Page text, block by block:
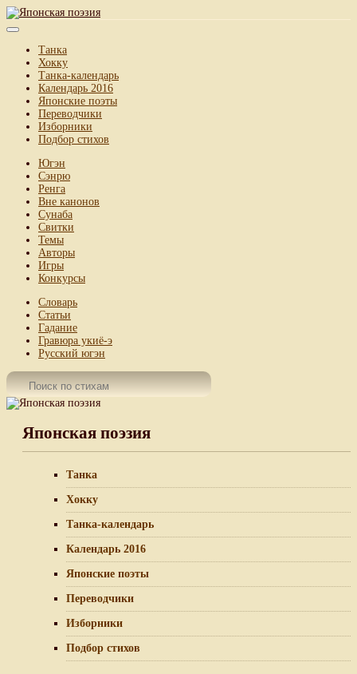
Танка
Хокку
Танка-календарь
Календарь 2016
Японские поэты
Переводчики
Изборники
Подбор стихов
Югэн
Сэнрю
Ренга
Вне канонов
Сунаба
Свитки
Темы
Авторы
Игры
Конкурсы
Словарь
Статьи
Гадание
Гравюра укиё-э
Русский югэн
Японская поэзия
Танка
Хокку
Танка-календарь
Календарь 2016
Японские поэты
Переводчики
Изборники
Подбор стихов